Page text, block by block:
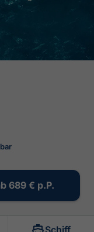
689 € p.P.
Schiff